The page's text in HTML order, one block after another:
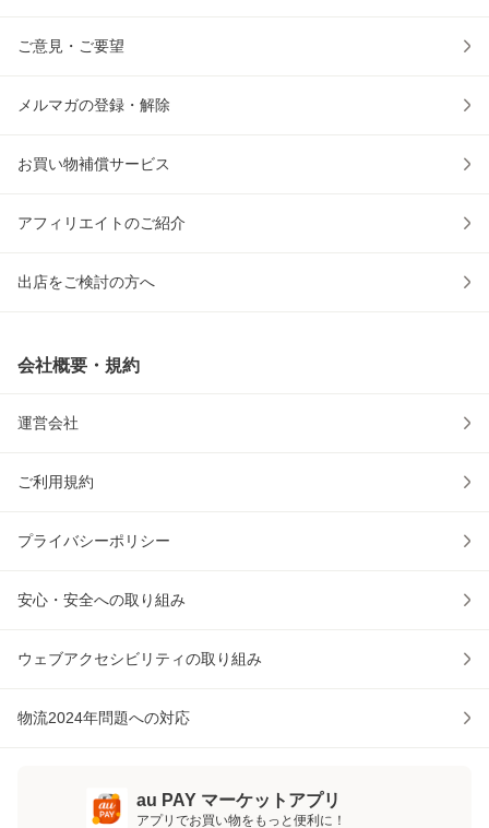
ご意見・ご要望
メルマガの登録・解除
お買い物補償サービス
アフィリエイトのご紹介
出店をご検討の方へ
会社概要・規約
運営会社
ご利用規約
プライバシーポリシー
安心・安全への取り組み
ウェブアクセシビリティの取り組み
物流2024年問題への対応
au PAY マーケットアプリ
アプリでお買い物をもっと便利に！